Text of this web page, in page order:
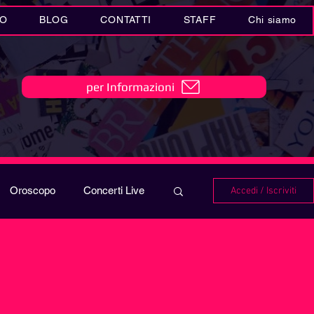
BLOG CONTATTI STAFF Chi siamo
per Informazioni
Oroscopo Concerti Live
MUSICA
Accedi / Iscriviti